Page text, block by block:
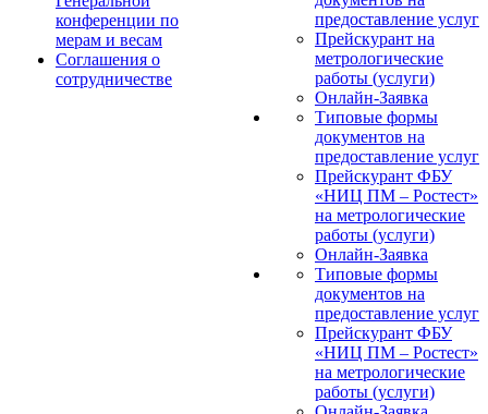
конференции по
мерам и весам
Соглашения о
сотрудничестве
предоставление услуг
Прейскурант на
метрологические
работы (услуги)
Онлайн-Заявка
Типовые формы
документов на
предоставление услуг
Прейскурант ФБУ
«НИЦ ПМ – Ростест»
на метрологические
работы (услуги)
Онлайн-Заявка
Типовые формы
документов на
предоставление услуг
Прейскурант ФБУ
«НИЦ ПМ – Ростест»
на метрологические
работы (услуги)